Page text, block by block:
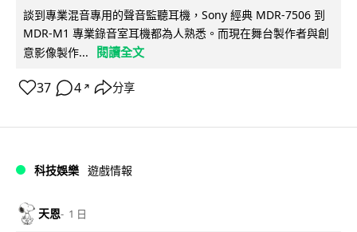
談到專業混音專用的聲音監聽耳機，Sony 經典 MDR-7506 到
MDR-M1 專業錄音室耳機都為人熟悉。而現在舞台製作者與創
意影像製作...
閱讀全文
37 4 ↗ 分享
科技娛樂 遊戲情報
天恩 1 日